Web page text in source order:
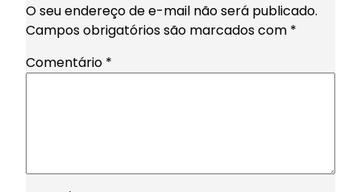
O seu endereço de e-mail não será publicado.
Campos obrigatórios são marcados com *
Comentário *